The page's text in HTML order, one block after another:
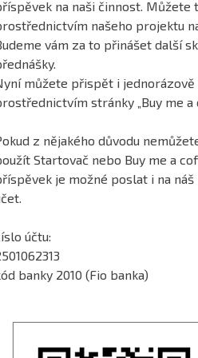
na naši činnost. Můžete
našeho projektu
vám za to přinášet další
můžete přispět i jednorázově
stránky „Buy me a
z nějakého důvodu
Startovač nebo Buy me a
je možné poslat i na náš
účtu:
banky 2010 (Fio banka)